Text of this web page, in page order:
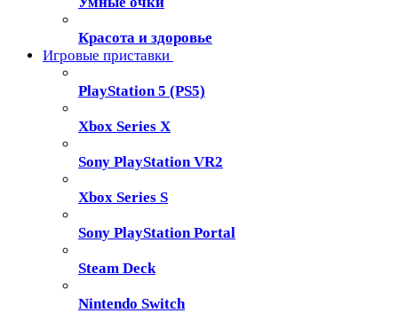
Красота и здоровье
Игровые приставки
PlayStation 5 (PS5)
Xbox Series X
Sony PlayStation VR2
Xbox Series S
Sony PlayStation Portal
Steam Deck
Nintendo Switch